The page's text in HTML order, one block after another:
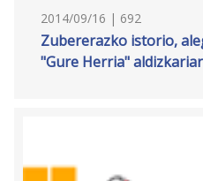
2014/09/16 | 692
Zubererazko istorio,
"Gure Herria"